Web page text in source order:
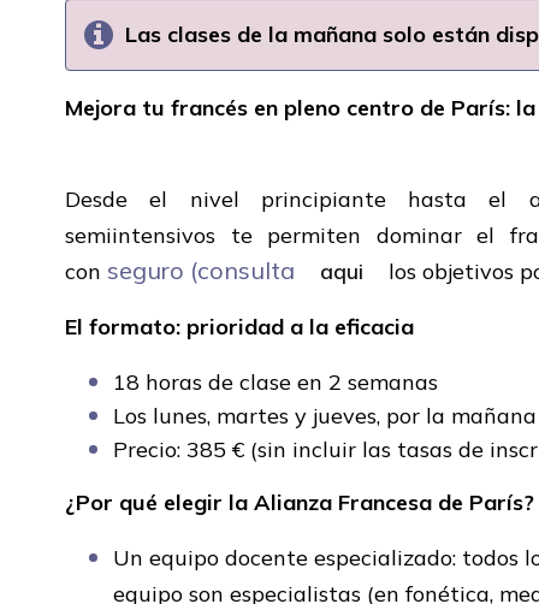
Las clases de la mañana solo están
Mejora tu francés en pleno centro de París:
Desde el nivel principiante hasta el
semiintensivos te permiten dominar el
con seguro (consulta aqui
los objetivos
El formato: prioridad a la eficacia
18 horas de clase en 2 semanas
Los lunes, martes y jueves, por la
Precio: 385 € (sin incluir las tasas de
¿Por qué elegir la Alianza Francesa de París?
Un equipo docente especializado: todos
equipo son especialistas (en fonética,